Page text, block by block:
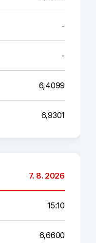
-
-
6,4099
6,9301
7. 8. 2026
15:10
6,6600